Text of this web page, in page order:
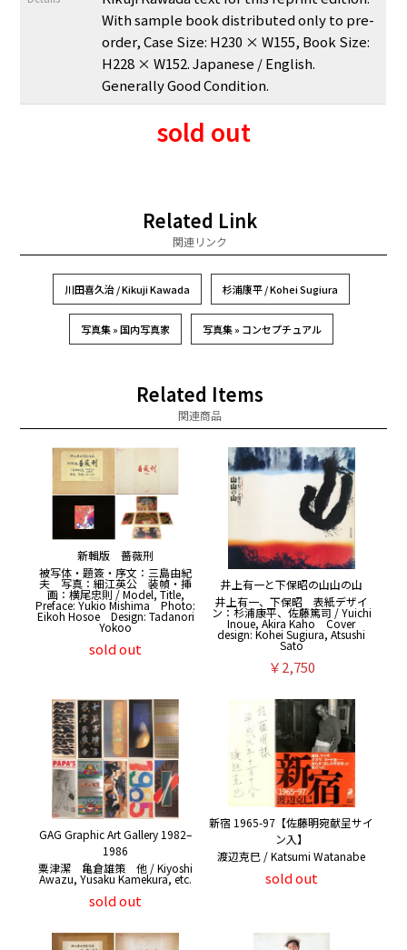
With sample book distributed only to pre-
order, Case Size: H230 × W155, Book Size:
H228 × W152. Japanese / English.
Generally Good Condition.
sold out
Related Link
関連リンク
川田喜久治 / Kikuji Kawada 杉浦康平 / Kohei Sugiura
写真集 » 国内写真家 写真集 » コンセプチュアル
Related Items
関連商品
新輯版 薔薇刑
被写体・題簽・序文：三島由紀
夫 写真：細江英公 装幀・挿
画：横尾忠則 / Model, Title,
Preface: Yukio Mishima Photo:
Eikoh Hosoe Design: Tadanori
Yokoo
sold out
井上有一と下保昭の山山の山
井上有一、下保昭 表紙デザイ
ン：杉浦康平、佐藤篤司 / Yuichi
Inoue, Akira Kaho Cover
design: Kohei Sugiura, Atsushi
Sato
￥2,750
GAG Graphic Art Gallery 1982–
1986
粟津潔 亀倉雄策 他 / Kiyoshi
Awazu, Yusaku Kamekura, etc.
sold out
新宿 1965-97【佐藤明宛献呈サイ
ン入】
渡辺克巳 / Katsumi Watanabe
sold out